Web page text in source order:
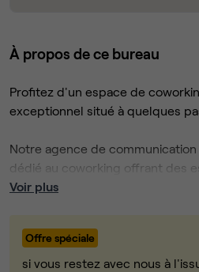
À propos de ce bureau
Profitez d'un espace de
exceptionnel situé à quelques
Notre agence de
dédié au coworking offrant des
privatisables disponibles pour
Vous bénéficierez de multiples
- café, thé à volonté
Voir plus
Offre spéciale
si vous restez avec nous à